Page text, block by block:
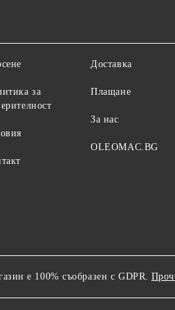
за
Доставка
Плащане
За нас
OLEOMAC.BG
е 100% съобразен с GDPR.